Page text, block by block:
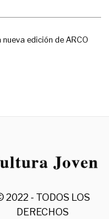
edición de ARCO
2022 - TODOS LOS
DERECHOS